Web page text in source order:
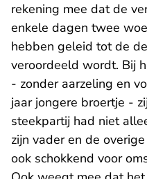
rekening mee dat de
enkele dagen twee
hebben geleid tot de
veroordeeld wordt. Bij
- zonder aarzeling en
jaar jongere broertje -
steekpartij had niet
zijn vader en de
ook schokkend voor